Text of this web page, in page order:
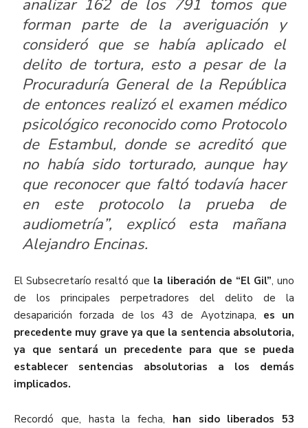
analizar 162 de los 791 tomos que
forman parte de la averiguación y
consideró que se había aplicado el
delito de tortura, esto a pesar de la
Procuraduría General de la República
de entonces realizó el examen médico
psicológico reconocido como Protocolo
de Estambul, donde se acreditó que
no había sido torturado, aunque hay
que reconocer que faltó todavía hacer
en este protocolo la prueba de
audiometría”, explicó esta mañana
Alejandro Encinas.
El Subsecretarío resaltó que la liberación de “El Gil”, uno
de los principales perpetradores del delito de la
desaparición forzada de los 43 de Ayotzinapa, es un
precedente muy grave ya que la sentencia absolutoria,
ya que sentará un precedente para que se pueda
establecer sentencias absolutorias a los demás
implicados.
Recordó que, hasta la fecha, han sido liberados 53